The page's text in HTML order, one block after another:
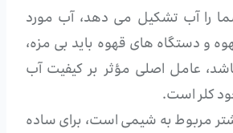
را آب تشکیل می دهد، آب مورد
و دستگاه های قهوه باید بی مزه،
عامل اصلی مؤثر بر کیفیت آب
مربوط به شیمی است، برای ساده